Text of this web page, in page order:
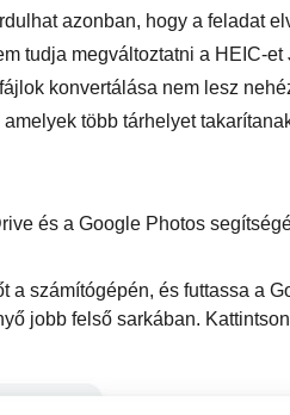
azonban, hogy a feladat
tudja megváltoztatni a HEIC-
konvertálása nem lesz
több tárhelyet
és a Google Photos
a számítógépén, és futtassa a
jobb felső sarkában.